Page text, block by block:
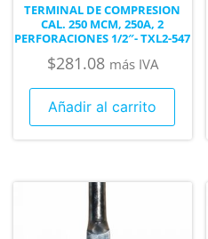
TERMINAL DE COMPRESION
CAL. 250 MCM, 250A, 2
PERFORACIONES 1/2″- TXL2-547
$281.08 más IVA
Añadir al carrito